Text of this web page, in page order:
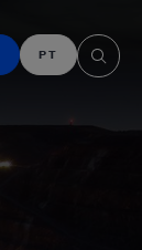
PT